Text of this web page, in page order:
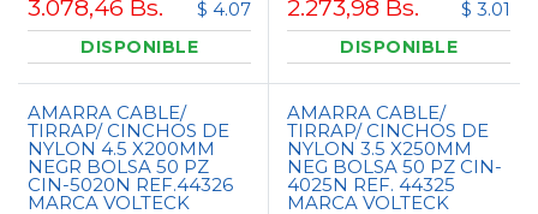
3.078,46 Bs. $ 4.07
DISPONIBLE
2.273,98 Bs. $ 3.01
DISPONIBLE
AMARRA CABLE/
TIRRAP/ CINCHOS DE
NYLON 4.5 X200MM
NEGR BOLSA 50 PZ
CIN-5020N REF.44326
MARCA VOLTECK
AMARRA CABLE/
TIRRAP/ CINCHOS DE
NYLON 3.5 X250MM
NEG BOLSA 50 PZ CIN-
4025N REF. 44325
MARCA VOLTECK